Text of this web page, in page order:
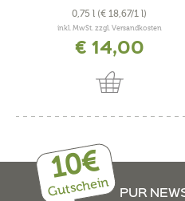
0,75 l (€ 18,67/1 l)
inkl. MwSt. zzgl. Versandkosten
€ 14,00
10€
Gutschein
PUR